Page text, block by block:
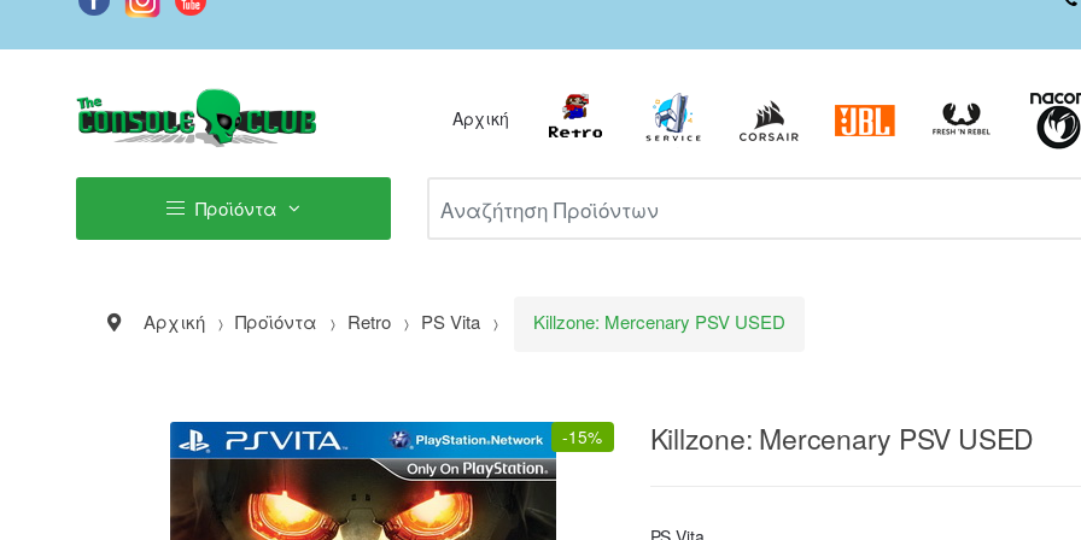
Αρχική
Προϊόντα
Αρχική Προϊόντα Retro PS Vita Killzone: Mercenary PSV USED
-15% Killzone: Mercenary PSV USED